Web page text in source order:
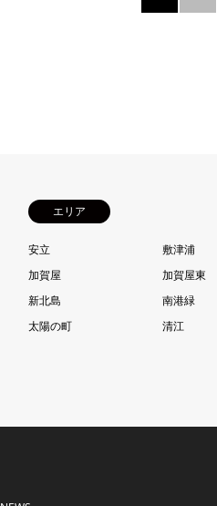
エリア
安立 敷津浦
加賀屋
加賀屋東
新北島
南港緑
太陽の町
清江